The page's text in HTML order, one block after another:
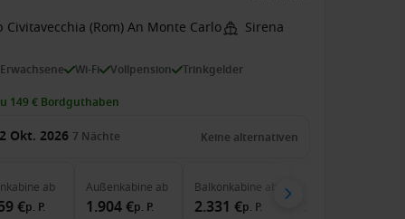
Civitavecchia (Rom) An Monte Carlo Sirena
Wi-Fi Vollpension Trinkgelder
149 € Bordguthaben
Okt. 2026 7 Nächte Keine alternativen
ab
€p. P.
Außenkabine ab
1.904 €p. P.
Balkonkabine ab
2.331 €p. P.